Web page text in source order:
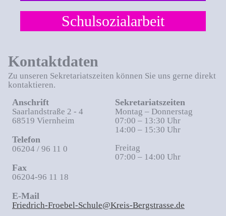
Schulsozialarbeit
Kontaktdaten
Zu unseren Sekretariatszeiten können Sie uns gerne direkt
kontaktieren.
Anschrift
Saarlandstraße 2 - 4
68519 Viernheim
Telefon
06204 / 96 11 0
Fax
06204-96 11 18
Sekretariatszeiten
Montag – Donnerstag
07:00 – 13:30 Uhr
14:00 – 15:30 Uhr
Freitag
07:00 – 14:00 Uhr
E-Mail
Friedrich-Froebel-Schule@Kreis-Bergstrasse.de